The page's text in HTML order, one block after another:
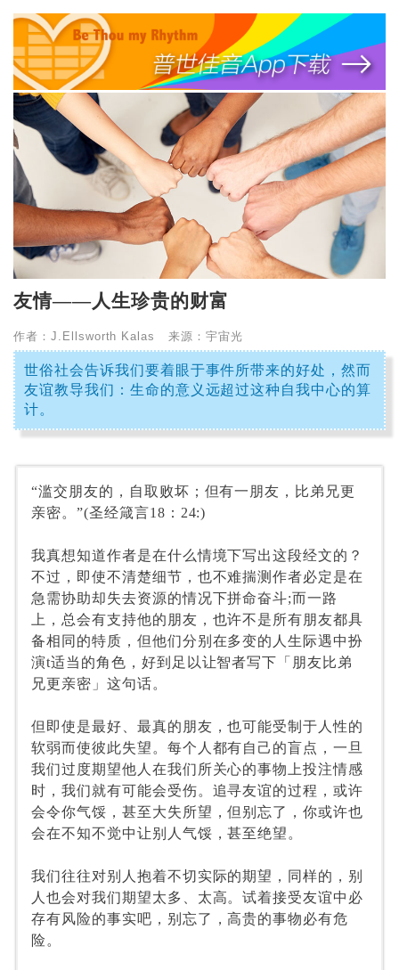
友情——人生珍贵的财富
作者：J.Ellsworth Kalas 来源：宇宙光
世俗社会告诉我们要着眼于事件所带来的好处，然而
友谊教导我们：生命的意义远超过这种自我中心的算
计。
“滥交朋友的，自取败坏；但有一朋友，比弟兄更
亲密。”(圣经箴言18 ： 24:)
我真想知道作者是在什么情境下写出这段经文的？
不过，即使不清楚细节，也不难揣测作者必定是在
急需协助却失去资源的情况下拼命奋斗;而一路
上，总会有支持他的朋友，也许不是所有朋友都具
备相同的特质，但他们分别在多变的人生际遇中扮
演t适当的角色，好到足以让智者写下「朋友比弟
兄更亲密」这句话。
但即使是最好、最真的朋友，也可能受制于人性的
软弱而使彼此失望。每个人都有自己的盲点，一旦
我们过度期望他人在我们所关心的事物上投注情感
时，我们就有可能会受伤。追寻友谊的过程，或许
会令你气馁，甚至大失所望，但别忘了，你或许也
会在不知不觉中让别人气馁，甚至绝望。
我们往往对别人抱着不切实际的期望，同样的，别
人也会对我们期望太多、太高。试着接受友谊中必
存有风险的事实吧，别忘了，高贵的事物必有危
险。